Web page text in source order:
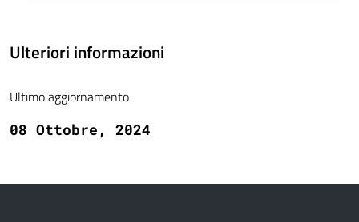
Ulteriori informazioni
Ultimo aggiornamento
08 Ottobre, 2024